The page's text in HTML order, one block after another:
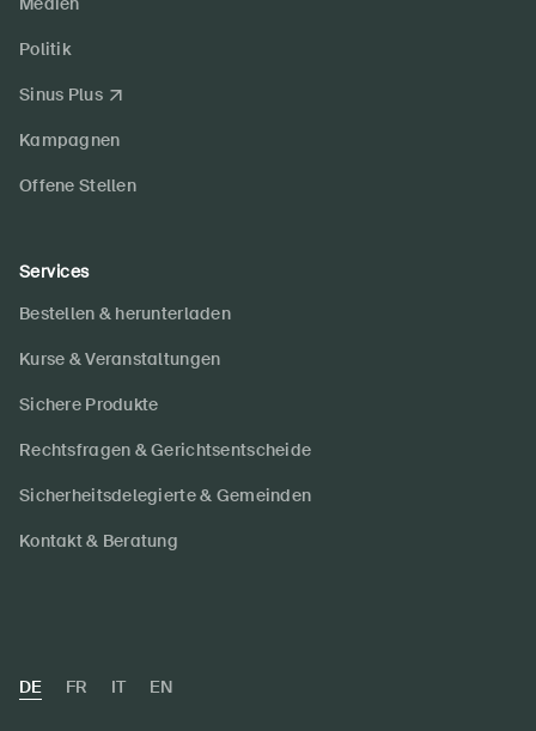
Politik
Sinus Plus
Kampagnen
Offene Stellen
Services
Bestellen & herunterladen
Kurse & Veranstaltungen
Sichere Produkte
Rechtsfragen & Gerichtsentscheide
Sicherheitsdelegierte & Gemeinden
Kontakt & Beratung
DE FR IT EN